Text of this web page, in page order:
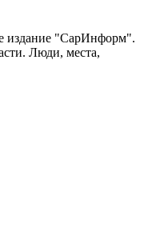
издание "СарИнформ".
Люди, места,